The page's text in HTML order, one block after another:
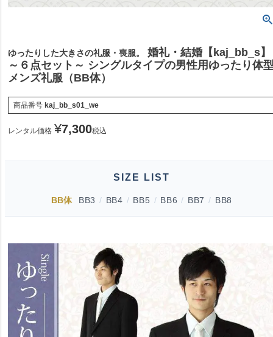
ゆったりした大きさの礼服・喪服。
婚礼・結婚【kaj_bb_s】
～６点セット～ シングルタイプの男性用ゆったり体
メンズ礼服（BB体）
商品番号 kaj_bb_s01_we
レンタル価格 ¥7,300税込
SIZE LIST
BB体 BB3 / BB4 / BB5 / BB6 / BB7 / BB8